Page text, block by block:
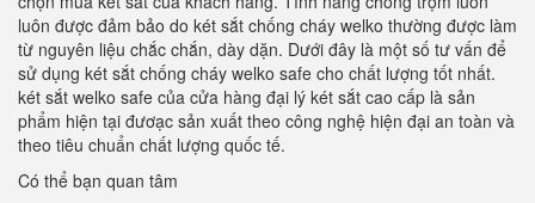
luôn được đảm bảo do két sắt chống cháy welko thường được làm
từ nguyên liệu chắc chắn, dày dặn. Dưới đây là một số tư vấn để
sử dụng két sắt chống cháy welko safe cho chất lượng tốt nhất.
két sắt welko safe của cửa hàng đại lý két sắt cao cấp là sản
phẩm hiện tại đươạc sản xuất theo công nghệ hiện đại an toàn và
theo tiêu chuẩn chất lượng quốc tế.
Có thể bạn quan tâm